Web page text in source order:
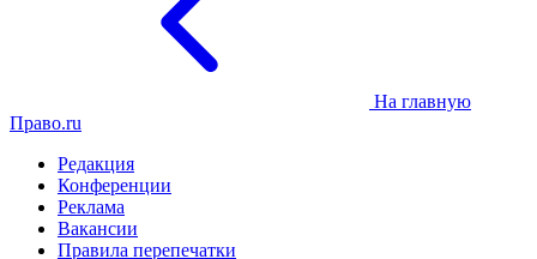
На главную
Право.ru
Редакция
Конференции
Реклама
Вакансии
Правила перепечатки